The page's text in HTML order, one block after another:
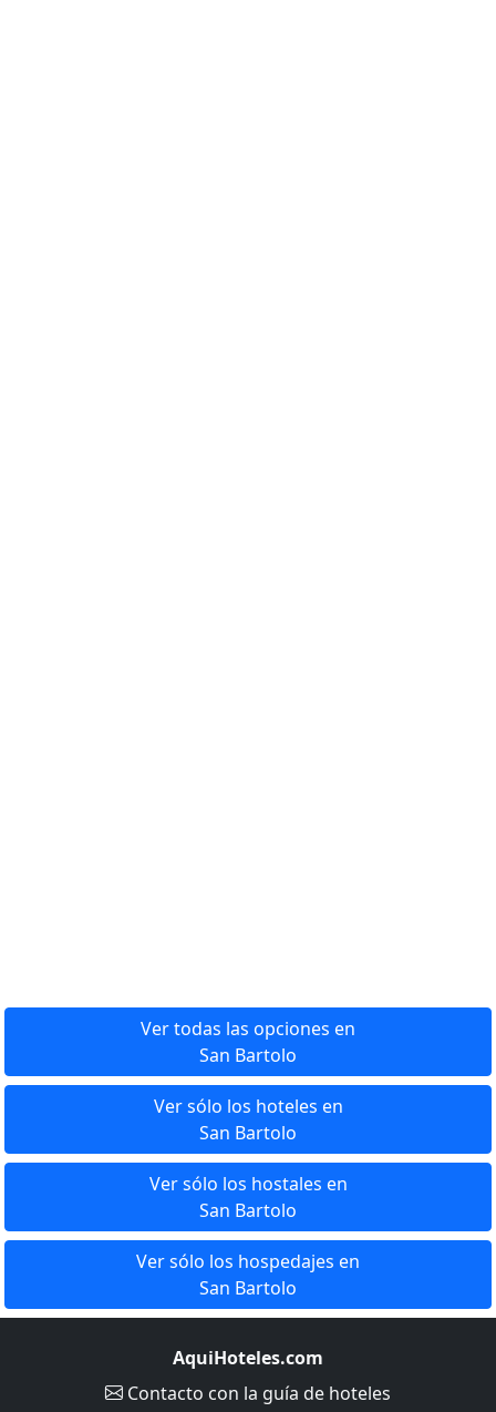
Ver todas las opciones en
San Bartolo
Ver sólo los hoteles en
San Bartolo
Ver sólo los hostales en
San Bartolo
Ver sólo los hospedajes en
San Bartolo
AquiHoteles.com
Contacto con la guía de hoteles